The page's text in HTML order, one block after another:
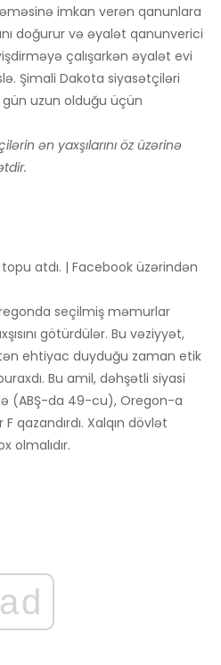
imkan verən qanunlara
doğurur və əyalət qanunverici
çalışarkən əyalət evi
Şimali Dakota siyasətçiləri
uzun olduğu üçün
ən yaxşılarını öz üzərinə
atdı. | Facebook üzərindən
seçilmiş məmurlar
götürdülər. Bu vəziyyət,
ehtiyac duyduğu zaman etik
Bu amil, dəhşətli siyasi
(ABŞ-da 49-cu), Oregon-a
qazandırdı. Xalqın dövlət
olmalıdır.
ad